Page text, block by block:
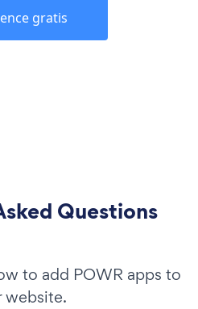
gratis
Questions
to add POWR apps to
website.